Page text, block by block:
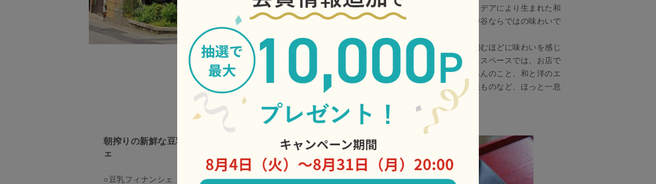
の技術や知識と、若女将の洋菓子のアイデアにより生まれた和
と洋を融合させたスイーツは、一乗寺中谷ならではの味わいで
京町屋をイメージさせる建物は、時を刻むほどに味わいを感じ
させる佇まい。懐かしい雰囲気のカフェスペースでは、お店で
販売されている和菓子・洋菓子はもちろんのこと、和と洋のエ
ッセンスが織り交ぜられたパフェやご飯ものなど、ほっと一息
つきながら様々な京の味を楽しめます。
朝搾りの新鮮な豆乳をたっぷりと焼き込んだフィナンシ
ェ
○豆乳フィナンシェ